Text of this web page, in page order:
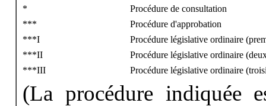
*
Procédure de consultation
***
Procédure d'approbation
***I
Procédure législative ordinaire
***II
Procédure législative ordinaire
***III
Procédure législative ordinaire
(La procédure indiquée